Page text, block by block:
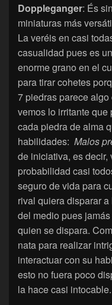
Doppleganger: És
miniaturas más
La veréis en casi
casualidad pues es
enorme grano en el
para tirar cohetes
7 piedras parece
vemos lo irritante
cada piedra de alma
habilidades: Malos
de iniciativa, es
probabilidad casi
seguro de vida para
rival quiera disparar
del medio pues
quien se dispara.
nata para realizar
interactuar con su
esto no fuera poco
la hace casi intocable.